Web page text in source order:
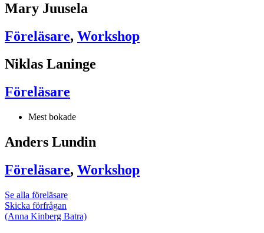
Mary Juusela
Föreläsare, Workshop
Niklas Laninge
Föreläsare
Mest bokade
Anders Lundin
Föreläsare, Workshop
Se alla föreläsare
Skicka förfrågan
(Anna Kinberg Batra)